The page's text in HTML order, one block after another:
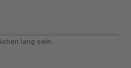
lang sein.